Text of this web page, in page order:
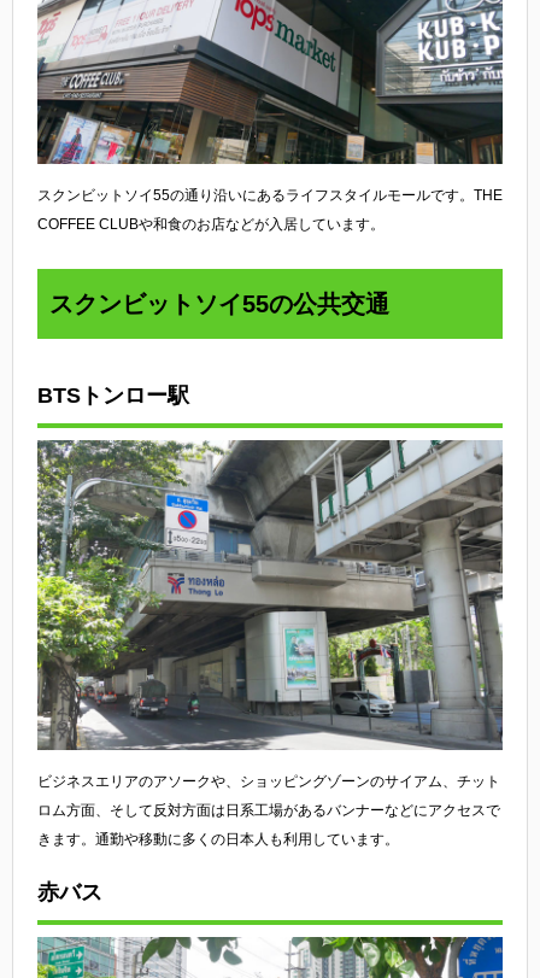
スクンビットソイ55の通り沿いにあるライフスタイルモールです。THE
COFFEE CLUBや和食のお店などが入居しています。
スクンビットソイ55の公共交通
BTSトンロー駅
ビジネスエリアのアソークや、ショッピングゾーンのサイアム、チット
ロム方面、そして反対方面は日系工場があるバンナーなどにアクセスで
きます。通勤や移動に多くの日本人も利用しています。
赤バス